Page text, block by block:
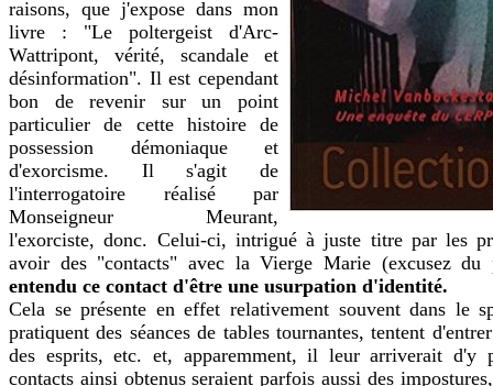
raisons, que j'expose dans mon
livre : "Le poltergeist d'Arc-
Wattripont, vérité, scandale et
désinformation". Il est cependant
bon de revenir sur un point
particulier de cette histoire de
possession démoniaque et
d'exorcisme. Il s'agit de
l'interrogatoire réalisé par
Monseigneur Meurant,
l'exorciste, donc. Celui-ci, intrigué à juste titre par les
avoir des "contacts" avec la Vierge Marie (excusez
entendu ce contact d'être une usurpation d'identité.
Cela se présente en effet relativement souvent dans le
pratiquent des séances de tables tournantes, tentent
des esprits, etc. et, apparemment, il leur arriverait d'y
contacts ainsi obtenus seraient parfois aussi des